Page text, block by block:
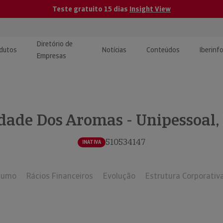
Teste gratuito 15 dias Insight View
e Monitorização de
Diretório de
Empresas
Notícias Conteúdos
| Estudos e
Dos Aromas -
INATIVA 510534147
Rácios Financeiros Evolução Estrutura Corporativa